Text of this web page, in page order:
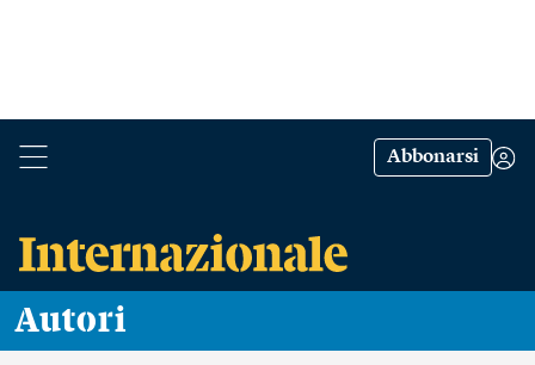
Abbonarsi
Autori